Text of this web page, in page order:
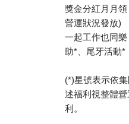
獎金分紅月月
營運狀況發放)
一起工作也同
助*、尾牙活動*
(*)星號表示依
述福利視整體
利。